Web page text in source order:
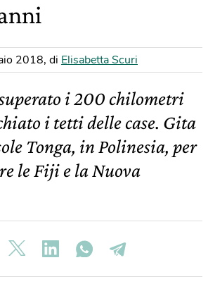
2018, di Elisabetta Scuri
i 200 chilometri
i tetti delle case. Gita
Tonga, in Polinesia, per
le Fiji e la Nuova